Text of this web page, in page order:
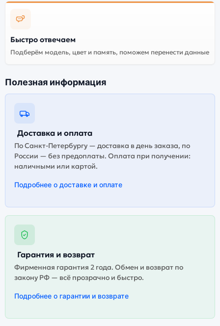
Быстро отвечаем
Подберём модель, цвет и память, поможем перенести данные
Полезная информация
Доставка и оплата
По Санкт-Петербургу — доставка в день заказа, по
России — без предоплаты. Оплата при получении:
наличными или картой.
Подробнее о доставке и оплате
Гарантия и возврат
Фирменная гарантия 2 года. Обмен и возврат по
закону РФ — всё прозрачно и быстро.
Подробнее о гарантии и возврате